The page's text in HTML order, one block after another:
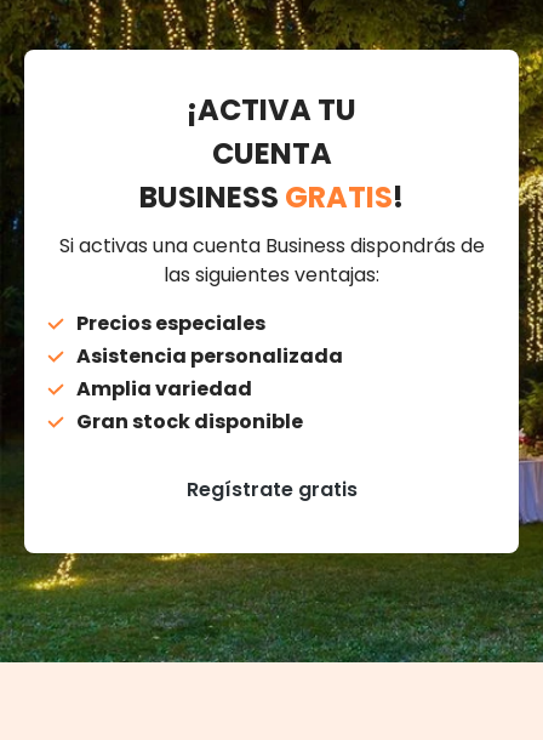
¡ACTIVA TU
CUENTA
BUSINESS GRATIS!
Si activas una cuenta Business dispondrás de
las siguientes ventajas:
Precios especiales
Asistencia personalizada
Amplia variedad
Gran stock disponible
Regístrate gratis